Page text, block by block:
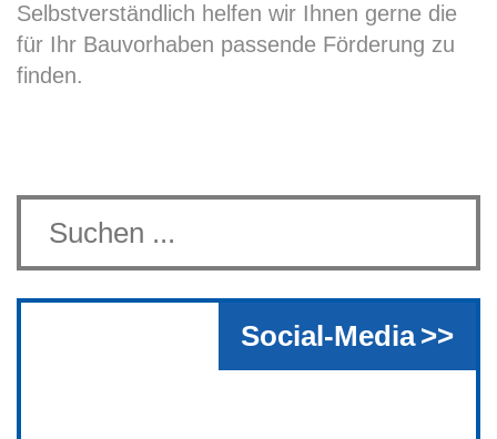
Selbstverständlich helfen wir Ihnen gerne die
für Ihr Bauvorhaben passende Förderung zu
finden.
Social-Media